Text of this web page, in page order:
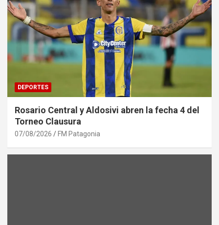
DEPORTES
Rosario Central y Aldosivi abren la fecha 4 del
Torneo Clausura
07/08/2026 FM Patagonia